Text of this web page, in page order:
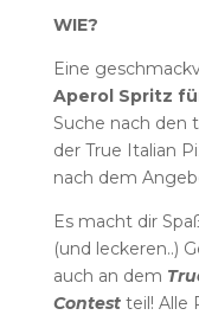
WIE?
Eine
Aperol Spritz
Suche nach den
der True Italian
nach dem
Es macht dir
(und leckeren..)
auch an dem
Contestteil! Alle